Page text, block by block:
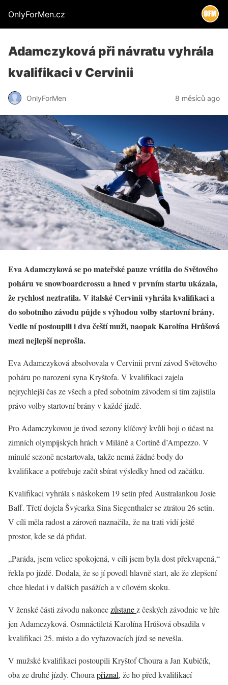
OnlyForMen.cz
Adamczyková při návratu vyhrála
kvalifikaci v Cervinii
OnlyForMen 8 měsíců ago
Eva Adamczyková se po mateřské pauze vrátila do Světového
poháru ve snowboardcrossu a hned v prvním startu ukázala,
že rychlost neztratila. V italské Cervinii vyhrála kvalifikaci a
do sobotního závodu půjde s výhodou volby startovní brány.
Vedle ní postoupili i dva čeští muži, naopak Karolína Hrůšová
mezi nejlepší neprošla.
Eva Adamczyková absolvovala v Cervinii první závod Světového
poháru po narození syna Kryštofa. V kvalifikaci zajela
nejrychlejší čas ze všech a před sobotním závodem si tím zajistila
právo volby startovní brány v každé jízdě.
Pro Adamczykovou je úvod sezony klíčový kvůli boji o účast na
zimních olympijských hrách v Miláně a Cortině d’Ampezzo. V
minulé sezoně nestartovala, takže nemá žádné body do
kvalifikace a potřebuje začít sbírat výsledky hned od začátku.
Kvalifikaci vyhrála s náskokem 19 setin před Australankou Josie
Baff. Třetí dojela Švýcarka Sina Siegenthaler se ztrátou 26 setin.
V cíli měla radost a zároveň naznačila, že na trati vidí ještě
prostor, kde se dá přidat.
„Paráda, jsem velice spokojená, v cíli jsem byla dost překvapená,“
řekla po jízdě. Dodala, že se jí povedl hlavně start, ale že zlepšení
chce hledat i v dalších pasážích a v cílovém skoku.
V ženské části závodu nakoneczůstanez českých závodnic ve hře
jen Adamczyková. Osmnáctiletá Karolína Hrůšová obsadila v
kvalifikaci 25. místo a do vyřazovacích jízd se nevešla.
V mužské kvalifikaci postoupili Kryštof Choura a Jan Kubičík,
oba ze druhé jízdy. Choura přiznal, že ho před kvalifikací